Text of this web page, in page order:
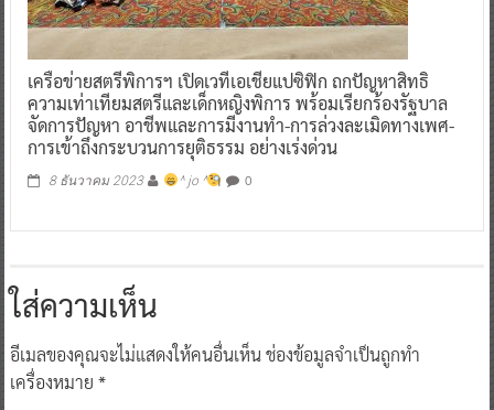
เครือข่ายสตรีพิการฯ เปิดเวทีเอเชียแปซิฟิก ถกปัญหาสิทธิ
ความเท่าเทียมสตรีและเด็กหญิงพิการ พร้อมเรียกร้องรัฐบาล
จัดการปัญหา อาชีพและการมีงานทำ-การล่วงละเมิดทางเพศ-
การเข้าถึงกระบวนการยุติธรรม อย่างเร่งด่วน
8 ธันวาคม 2023 ^ jo ^ 0
ใส่ความเห็น
อีเมลของคุณจะไม่แสดงให้คนอื่นเห็นช่องข้อมูลจำเป็นถูกทำ
เครื่องหมาย *